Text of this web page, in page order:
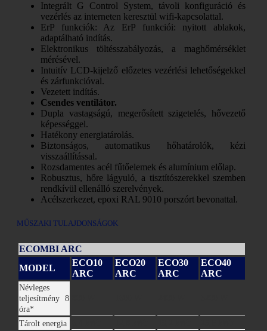
Integrált G Control System, távoli konfiguráció és
vezérlés az interneten keresztül wifi-kapcsolattal.
ErP funkciók: Az ErP funkciói: nyitott ablakok,
adaptálható indítás.
Elektronikus töltésszabályozás, a maghőmérséklet
mérésével.
Intuitív LCD-kijelző előzetes vezérlési lehetőségekkel
és zárfunkcióval.
Vezetett indítás.
Csendes ventilátor.
Dupla vastagságú, megerősített szigetelés, hővezető
képességgel.
Hatékony energiatárolás.
Biztonságos, automatikus hőhatárolók, kézi
visszaállítással.
Rozsdamentes acél fűtőelemek és alumínium előlap.
Robusztus, hőre lágyuló, a tisztítószerekkel szemben
rendkívül ellenálló szerelvények.
Acélszerkezet, epoxi RAL 9010 porszórt bevonattal.
MŰSZAKI TULAJDONSÁGOK
ECOMBI ARC
MODEL
ECO10
ARC
ECO20
ARC
ECO30
ARC
ECO40
ARC
Névleges
teljesítmény 8
óra*
Tárolt energia